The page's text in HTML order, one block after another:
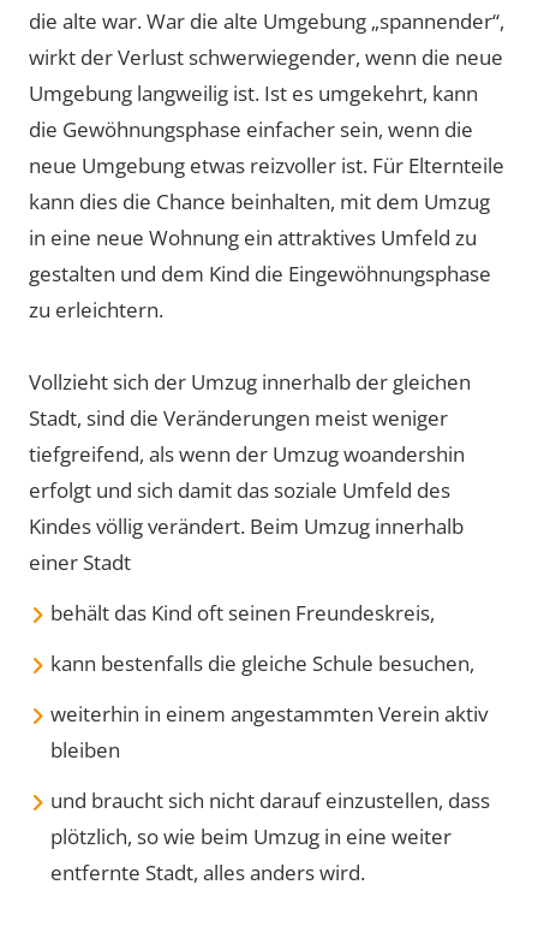
die alte war. War die alte Umgebung „spannender“,
wirkt der Verlust schwerwiegender, wenn die neue
Umgebung langweilig ist. Ist es umgekehrt, kann
die Gewöhnungsphase einfacher sein, wenn die
neue Umgebung etwas reizvoller ist. Für Elternteile
kann dies die Chance beinhalten, mit dem Umzug
in eine neue Wohnung ein attraktives Umfeld zu
gestalten und dem Kind die Eingewöhnungsphase
zu erleichtern.
Vollzieht sich der Umzug innerhalb der gleichen
Stadt, sind die Veränderungen meist weniger
tiefgreifend, als wenn der Umzug woandershin
erfolgt und sich damit das soziale Umfeld des
Kindes völlig verändert. Beim Umzug innerhalb
einer Stadt
behält das Kind oft seinen Freundeskreis,
kann bestenfalls die gleiche Schule besuchen,
weiterhin in einem angestammten Verein aktiv
bleiben
und braucht sich nicht darauf einzustellen, dass
plötzlich, so wie beim Umzug in eine weiter
entfernte Stadt, alles anders wird.